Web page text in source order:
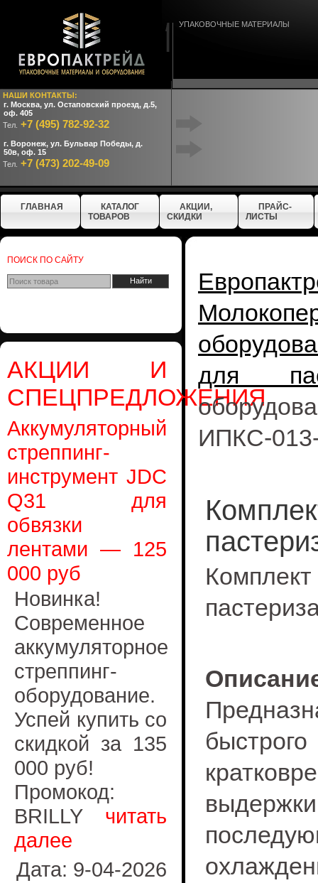
НАШИ КОНТАКТЫ:
г. Москва, ул. Остаповский проезд, д.5,
оф. 405
Тел. +7 (495) 782-92-32
г. Воронеж, ул. Бульвар Победы, д.
50в, оф. 15
Тел. +7 (473) 202-49-09
УПАКОВОЧНЫЕ МАТЕРИАЛЫ
ГЛАВНАЯ
КАТАЛОГ
ТОВАРОВ
АКЦИИ,
СКИДКИ
ПРАЙС-
ЛИСТЫ
ПОИСК ПО САЙТУ
АКЦИИ И
СПЕЦПРЕДЛОЖЕНИЯ
Аккумуляторный
стреппинг-
инструмент JDC
Q31 для
обвязки
лентами — 125
000 руб
Новинка!
Современное
аккумуляторное
стреппинг-
оборудование.
Успей купить со
скидкой за 135
000 руб!
Промокод:
BRILLY читать
далее
Дата: 9-04-2026
для
ИПКС-